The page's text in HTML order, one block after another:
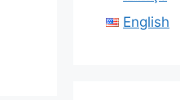
English